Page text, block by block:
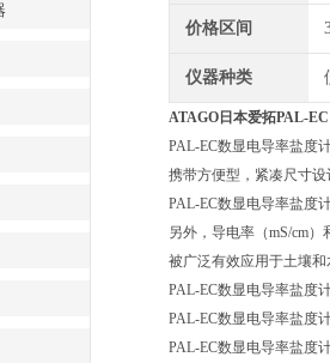
价格区间
仪器种类
ATAGO日本爱拓PAL-
PAL-EC数显电导率盐度
携带方便型，紧凑尺寸设
PAL-EC数显电导率盐度
另外，导电率（mS/cm）
被广泛有效应用于土壤
PAL-EC数显电导率盐度
PAL-EC数显电导率盐度
PAL-EC数显电导率盐度